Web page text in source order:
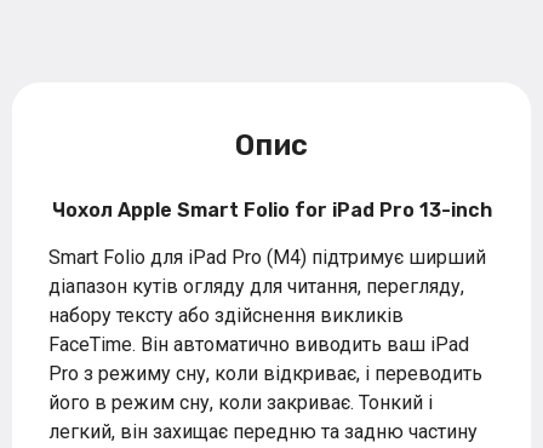
Опис
Чохол Apple Smart Folio for iPad Pro 13-inch
Smart Folio для iPad Pro (M4) підтримує ширший
діапазон кутів огляду для читання, перегляду,
набору тексту або здійснення викликів
FaceTime. Він автоматично виводить ваш iPad
Pro з режиму сну, коли відкриває, і переводить
його в режим сну, коли закриває. Тонкий і
легкий, він захищає передню та задню частину